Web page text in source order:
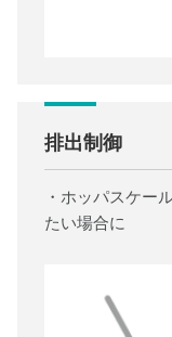
排出制御
・ホッパスケー
たい場合に